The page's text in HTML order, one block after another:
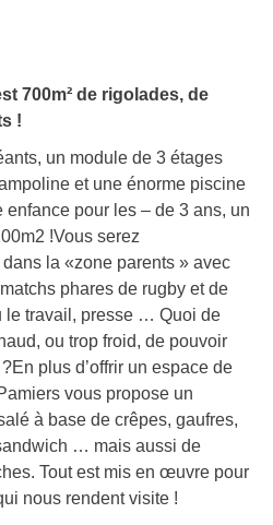
700m² de rigolades, de
!
un module de 3 étages
et une énorme piscine
pour les – de 3 ans, un
!Vous serez
la «zone parents » avec
phares de rugby et de
le travail, presse … Quoi de
ou trop froid, de pouvoir
plus d’offrir un espace de
vous propose un
à base de crêpes, gaufres,
… mais aussi de
Tout est mis en œuvre pour
nous rendent visite !